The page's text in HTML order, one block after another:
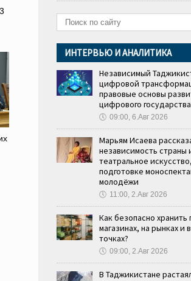
ИНТЕРВЬЮ И АНАЛИТИКА
Независимый
цифровой
правовые основы
цифрового государства
🕔 09:00, 6.Авг 2026
Марьям Исаева
независимость страны
театральное
подготовке
молодёжи
🕔 11:00, 2.Авг 2026
Как безопасно хранить
магазинах, на рынках и
точках?
🕔 09:00, 2.Авг 2026
В Таджикистане